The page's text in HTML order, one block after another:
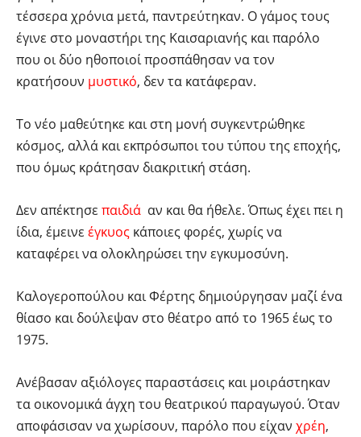
τέσσερα χρόνια μετά, παντρεύτηκαν. Ο γάμος τους
έγινε στο μοναστήρι της Καισαριανής και παρόλο
που οι δύο ηθοποιοί προσπάθησαν να τον
κρατήσουν μυστικό, δεν τα κατάφεραν.
Το νέο μαθεύτηκε και στη μονή συγκεντρώθηκε
κόσμος, αλλά και εκπρόσωποι του τύπου της εποχής,
που όμως κράτησαν διακριτική στάση.
Δεν απέκτησε παιδιά αν και θα ήθελε. Όπως έχει πει η
ίδια, έμεινε έγκυος κάποιες φορές, χωρίς να
καταφέρει να ολοκληρώσει την εγκυμοσύνη.
Καλογεροπούλου και Φέρτης δημιούργησαν μαζί ένα
θίασο και δούλεψαν στο θέατρο από το 1965 έως το
1975.
Ανέβασαν αξιόλογες παραστάσεις και μοιράστηκαν
τα οικονομικά άγχη του θεατρικού παραγωγού. Όταν
αποφάσισαν να χωρίσουν, παρόλο που είχαν χρέη,